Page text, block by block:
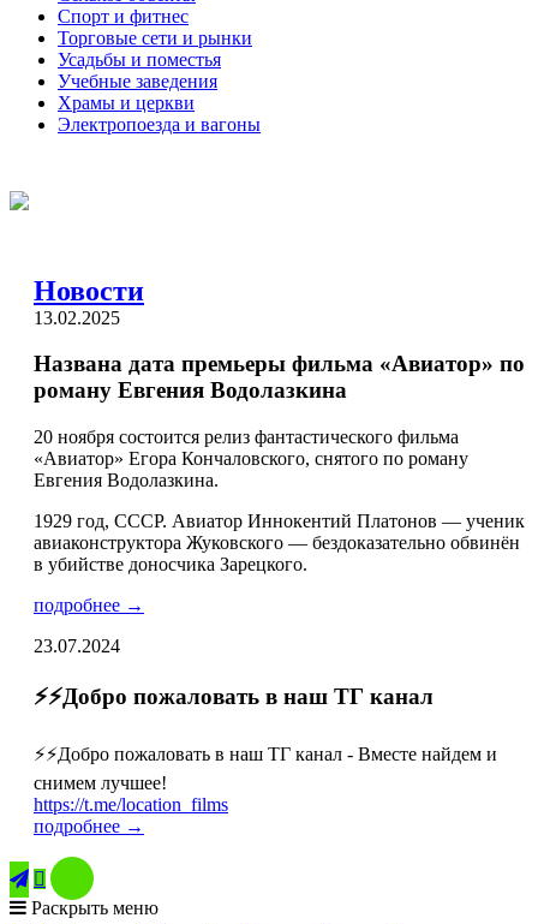
Спорт и фитнес
Торговые сети и рынки
Усадьбы и поместья
Учебные заведения
Храмы и церкви
Электропоезда и вагоны
Новости
13.02.2025
Названа дата премьеры фильма «Авиатор» по
роману Евгения Водолазкина
20 ноября состоится релиз фантастического фильма
«Авиатор» Егора Кончаловского, снятого по роману
Евгения Водолазкина.
1929 год, СССР. Авиатор Иннокентий Платонов — ученик
авиаконструктора Жуковского — бездоказательно обвинён
в убийстве доносчика Зарецкого.
подробнее →
23.07.2024
⚡️⚡️Добро пожаловать в наш ТГ канал
⚡️⚡️Добро пожаловать в наш ТГ канал - Вместе найдем и
снимем лучшее!
https://t.me/location_films
подробнее →

Раскрыть меню